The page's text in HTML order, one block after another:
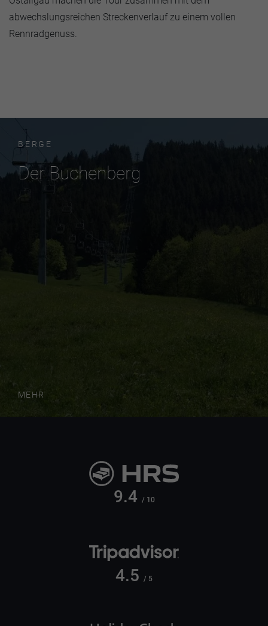
abwechslungsreichen Streckenverlauf zu einem vollen
Rennradgenuss.
BERGE
Der Buchenberg
MEHR
9.4 / 10
4.5 / 5